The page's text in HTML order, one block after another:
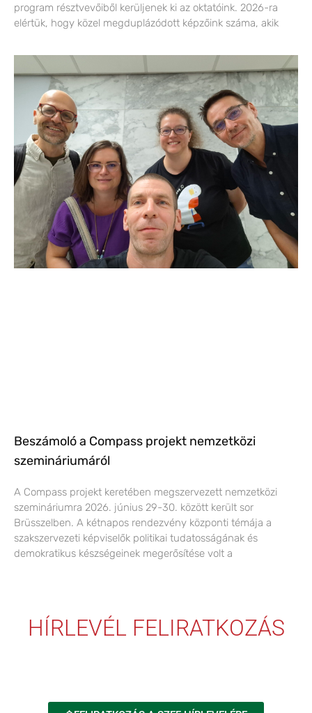
program résztvevőiből kerüljenek ki az oktatóink. 2026-ra
elértük, hogy közel megduplázódott képzőink száma, akik
Beszámoló a Compass projekt nemzetközi
szemináriumáról
A Compass projekt keretében megszervezett nemzetközi
szemináriumra 2026. június 29-30. között került sor
Brüsszelben. A kétnapos rendezvény központi témája a
szakszervezeti képviselők politikai tudatosságának és
demokratikus készségeinek megerősítése volt a
HÍRLEVÉL FELIRATKOZÁS